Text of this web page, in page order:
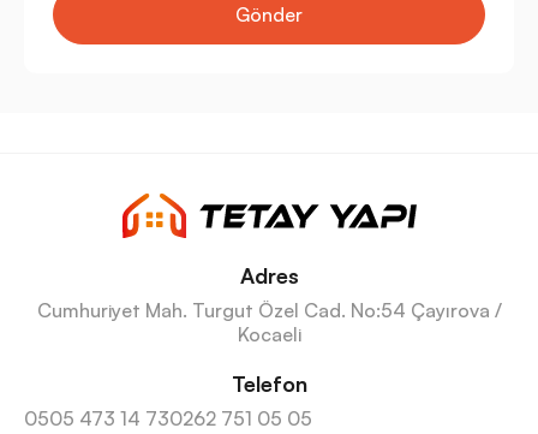
Gönder
Adres
Cumhuriyet Mah. Turgut Özel Cad. No:54 Çayırova /
Kocaeli
Telefon
0505 473 14 730262 751 05 05